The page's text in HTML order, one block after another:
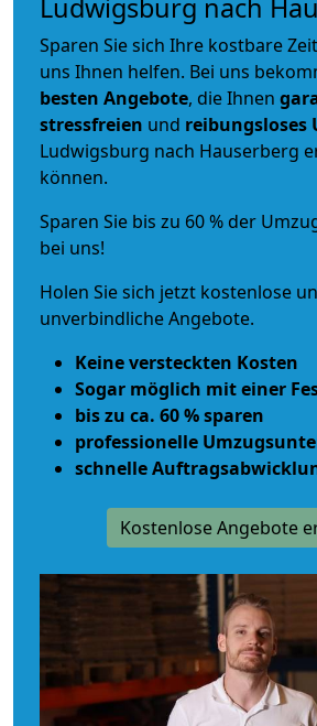
Ludwigsburg nach
Sparen Sie sich Ihre kostbare
uns Ihnen helfen. Bei uns
besten Angebote, die Ihnen
stressfreien und reibungsloses
Ludwigsburg nach Hauserberg
können.
Sparen Sie bis zu 60 % der
bei uns!
Holen Sie sich jetzt kostenlose
unverbindliche Angebote.
Keine versteckten Kosten
Sogar möglich mit einer
bis zu ca. 60 % sparen
professionelle
schnelle
Kostenlose Angebote